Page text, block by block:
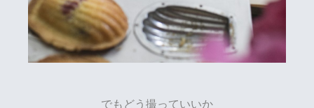
でもどう撮っていいか